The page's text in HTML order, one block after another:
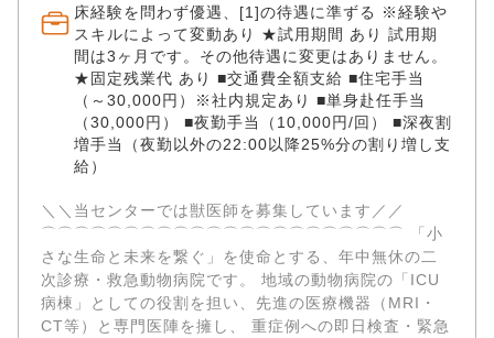
床経験を問わず優遇、[1]の待遇に準ずる ※経験や
スキルによって変動あり ★試用期間 あり 試用期
間は3ヶ月です。その他待遇に変更はありません。
★固定残業代 あり ■交通費全額支給 ■住宅手当
（～30,000円）※社内規定あり ■単身赴任手当
（30,000円） ■夜勤手当（10,000円/回） ■深夜割
増手当（夜勤以外の22:00以降25%分の割り増し支
給）
＼＼当センターでは獣医師を募集しています／／ ​
⌒⌒⌒⌒⌒⌒⌒⌒⌒⌒⌒⌒⌒⌒⌒⌒⌒⌒⌒⌒⌒⌒ 「小
さな生命と未来を繋ぐ」を使命とする、年中無休の二
次診療・救急動物病院です。 地域の動物病院の「ICU
病棟」としての役割を担い、先進の医療機器（MRI・
CT等）と専門医陣を擁し、 重症例への即日検査・緊急